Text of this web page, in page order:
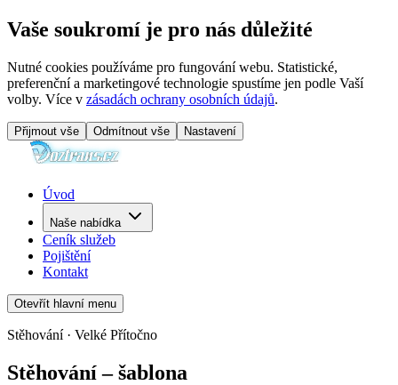
Vaše soukromí je pro nás důležité
Nutné cookies používáme pro fungování webu. Statistické,
preferenční a marketingové technologie spustíme jen podle Vaší
volby. Více v zásadách ochrany osobních údajů.
Přijmout vše Odmítnout vše Nastavení
Úvod
Naše nabídka
Ceník služeb
Pojištění
Kontakt
Otevřít hlavní menu
Stěhování · Velké Přítočno
Stěhování – šablona